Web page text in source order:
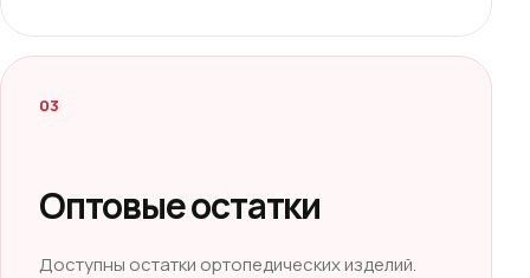
03
Оптовые остатки
Доступны остатки ортопедических изделий.